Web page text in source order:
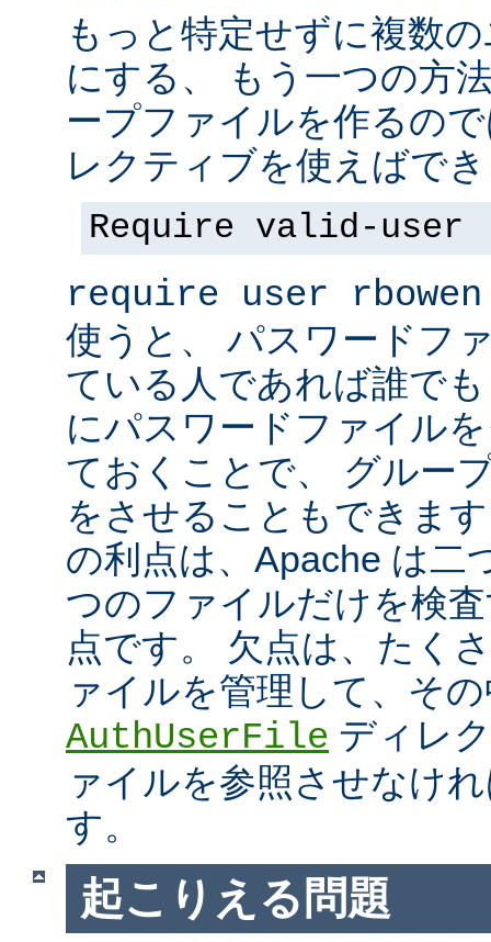
もっと特定せずに複数
にする、 もう一つの方
ープファイルを作るの
レクティブを使えばで
Require valid-user
require user rbowen
使うと、 パスワードフ
ている人であれば誰で
にパスワードファイル
ておくことで、 グルー
をさせることもできま
の利点は、Apache は二
つのファイルだけを検
点です。 欠点は、たく
ァイルを管理して、そ
AuthUserFile ディレ
ァイルを参照させなけ
す。
起こりえる問題